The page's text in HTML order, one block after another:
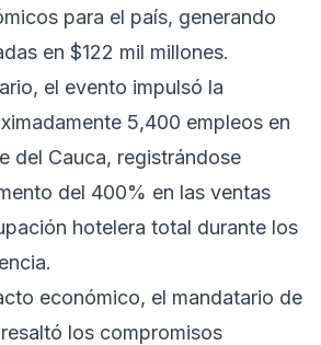
para el país, generando
en $122 mil millones.
el evento impulsó la
5,400 empleos en
del Cauca, registrándose
del 400% en las ventas
hotelera total durante los
económico, el mandatario de
los compromisos